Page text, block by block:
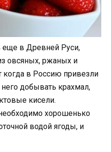
еще в Древней Руси,
овсяных, ржаных и
в Россию привезли
добывать крахмал,
кисели.
хорошенько
водой ягоды, и